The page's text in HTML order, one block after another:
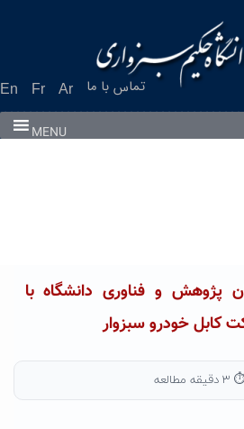
En Fr Ar تماس با ما
MENU
پژوهش و فناوری دانشگاه با
کابل خودرو سبزوار
⏱ ۳ دقیقه مطالعه